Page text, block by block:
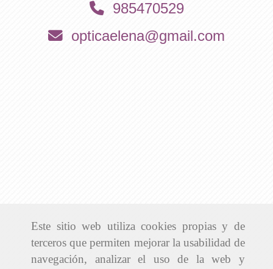
Este sitio web utiliza cookies propias y de
terceros que permiten mejorar la usabilidad de
navegación, analizar el uso de la web y
985470529
opticaelena
gmail.com